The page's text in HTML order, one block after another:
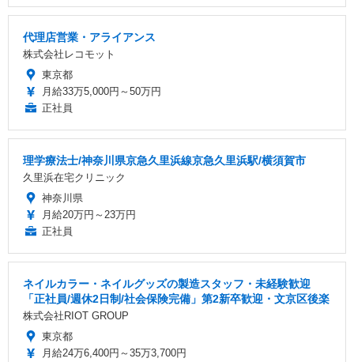
代理店営業・アライアンス
株式会社レコモット
東京都
月給33万5,000円～50万円
正社員
理学療法士/神奈川県京急久里浜線京急久里浜駅/横須賀市
久里浜在宅クリニック
神奈川県
月給20万円～23万円
正社員
ネイルカラー・ネイルグッズの製造スタッフ・未経験歓迎
「正社員/週休2日制/社会保険完備」第2新卒歓迎・文京区後楽
株式会社RIOT GROUP
東京都
月給24万6,400円～35万3,700円